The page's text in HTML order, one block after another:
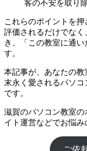
客の不安を取り除
これらのポイントを
評価されるだけでな
き、「この教室に通
す。
本記事が、あなたの
末永く愛されるパソ
です。
滋賀のパソコン教室
イト運営などでお悩み